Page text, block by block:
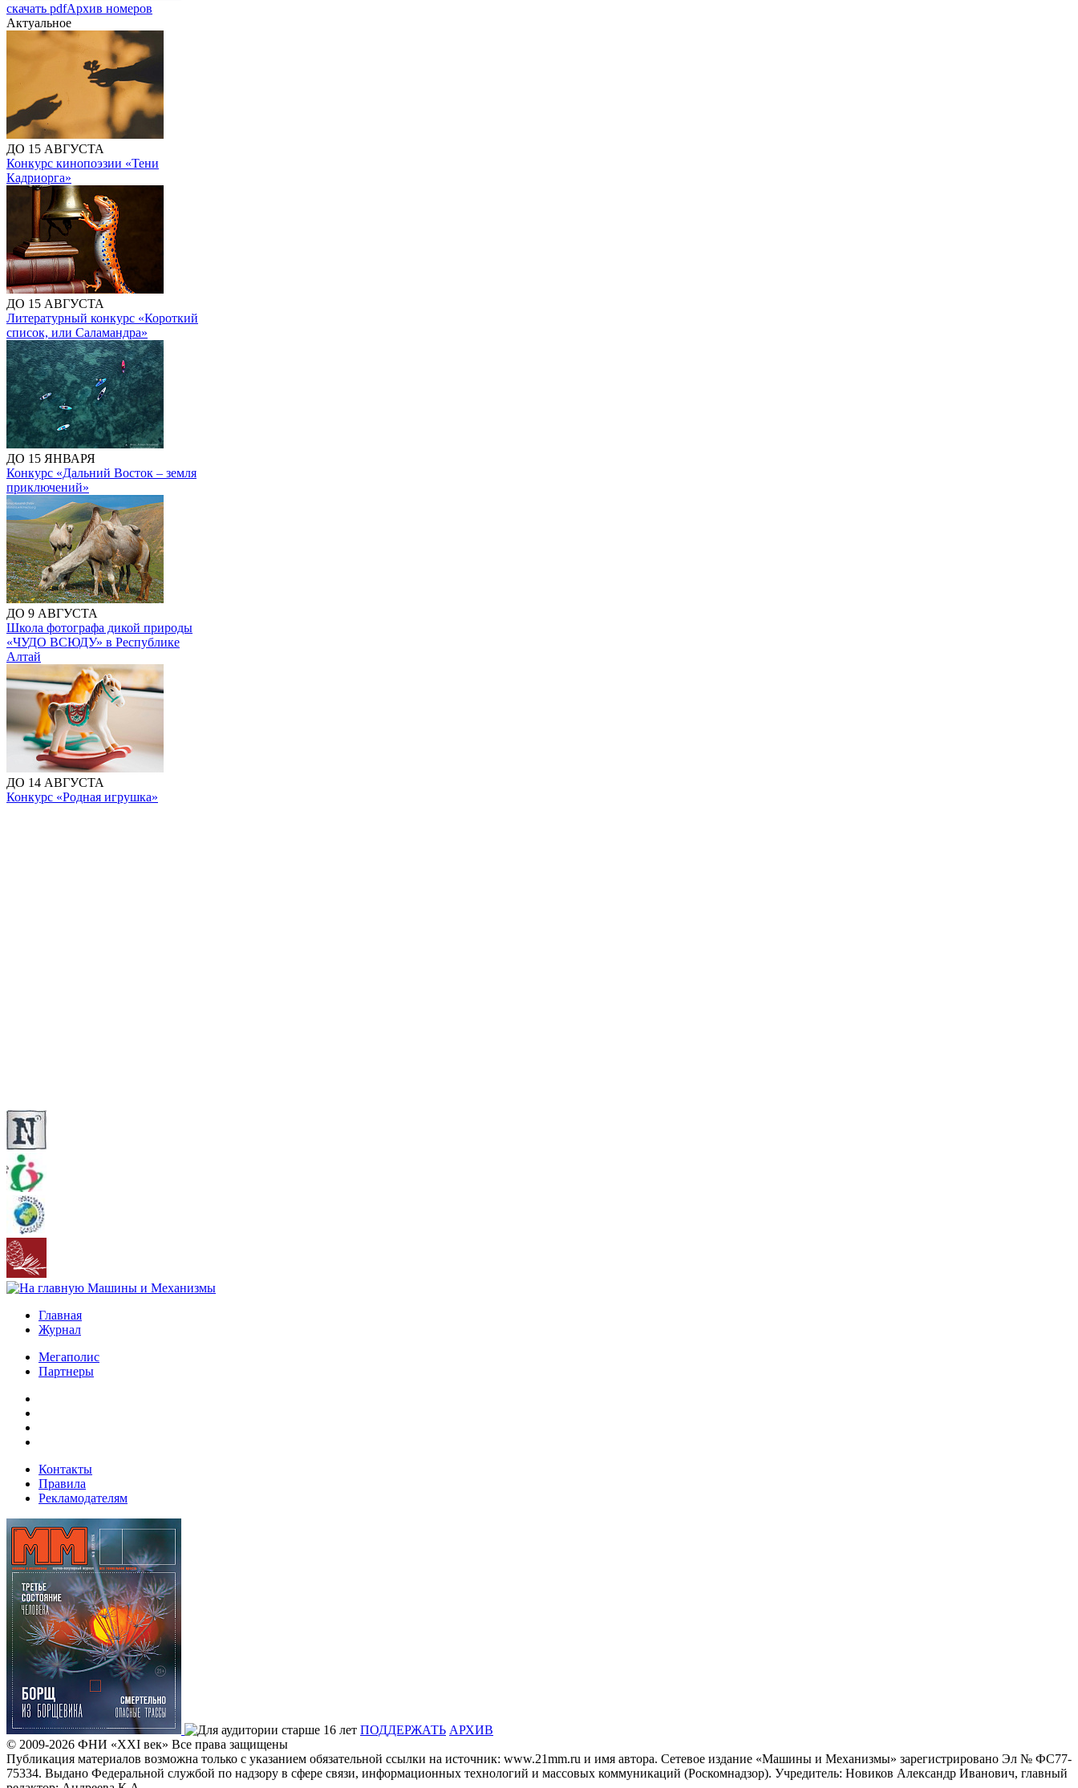
скачать pdfАрхив номеров
Актуальное
ДО 15 АВГУСТА
Конкурс кинопоэзии «Тени
Кадриорга»
ДО 15 АВГУСТА
Литературный конкурс «Короткий
список, или Саламандра»
ДО 15 ЯНВАРЯ
Конкурс «Дальний Восток – земля
приключений»
ДО 9 АВГУСТА
Школа фотографа дикой природы
«ЧУДО ВСЮДУ» в Республике
Алтай
ДО 14 АВГУСТА
Конкурс «Родная игрушка»
Главная
Журнал
Мегаполис
Партнеры
Контакты
Правила
Рекламодателям
ПОДДЕРЖАТЬ АРХИВ
© 2009-2026 ФHИ «XXI век» Все права защищены
Публикация материалов возможна только с указанием обязательной ссылки на источник: www.21mm.ru и имя автора. Сетевое издание «Машины и Механизмы» зарегистрировано Эл № ФС77-
75334. Выдано Федеральной службой по надзору в сфере связи, информационных технологий и массовых коммуникаций (Роскомнадзор). Учредитель: Новиков Александр Иванович, главный